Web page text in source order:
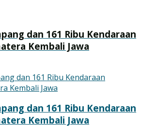
dan 161 Ribu Kendaraan
Kembali Jawa
dan 161 Ribu Kendaraan
Kembali Jawa